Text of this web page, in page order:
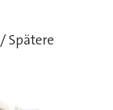
Spätere